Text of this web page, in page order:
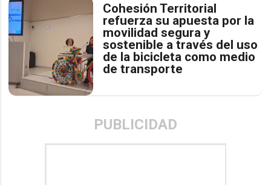
Cohesión Territorial
refuerza su apuesta por la
movilidad segura y
sostenible a través del uso
de la bicicleta como medio
de transporte
PUBLICIDAD